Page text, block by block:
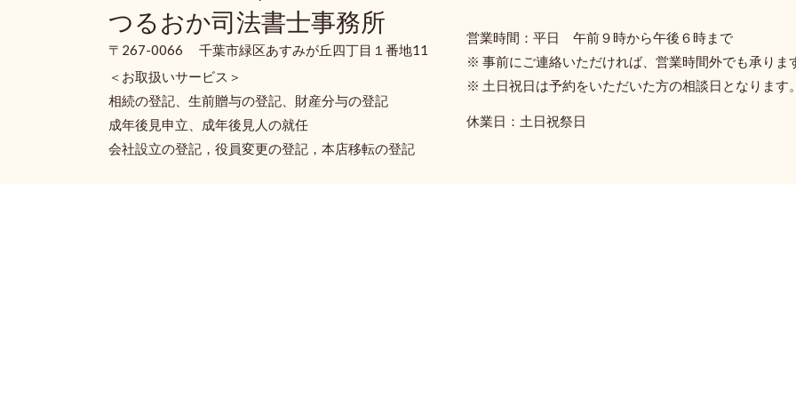
つるおか司法書士事務所
〒267-0066 千葉市緑区あすみが丘四丁目１番地11
＜お取扱いサービス＞
相続の登記、生前贈与の登記、財産分与の登記
成年後見申立、成年後見人の就任
会社設立の登記，役員変更の登記，本店移転の登記
営業時間：平日 午前９時から午後６時まで
※ 事前にご連絡いただければ、営業時間外でも承りま
※ 土日祝日は予約をいただいた方の相談日となります。
休業日：土日祝祭日